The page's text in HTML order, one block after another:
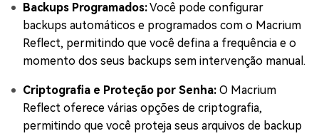
Backups Programados:Você pode configurar
backups automáticos e programados com o Macrium
Reflect, permitindo que você defina a frequência e o
momento dos seus backups sem intervenção manual.
Criptografia e Proteção por Senha: O Macrium
Reflect oferece várias opções de criptografia,
permitindo que você proteja seus arquivos de backup